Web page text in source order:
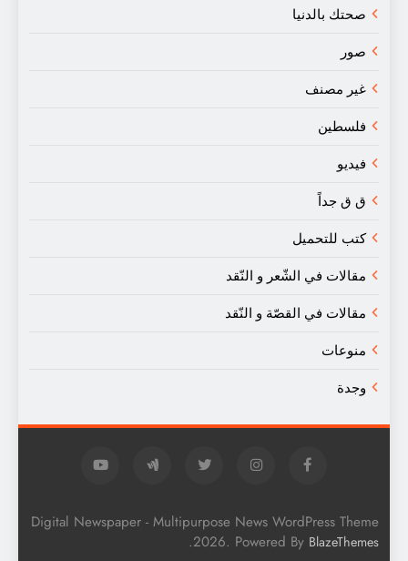
صحتك بالدنيا
صور
غير مصنف
فلسطين
فيديو
ق ق جداً
كتب للتحميل
مقالات في الشّعر و النّقد
مقالات في القصّة و النّقد
منوعات
وجدة
Digital Newspaper - Multipurpose News WordPress Theme
2026. Powered By BlazeThemes
.